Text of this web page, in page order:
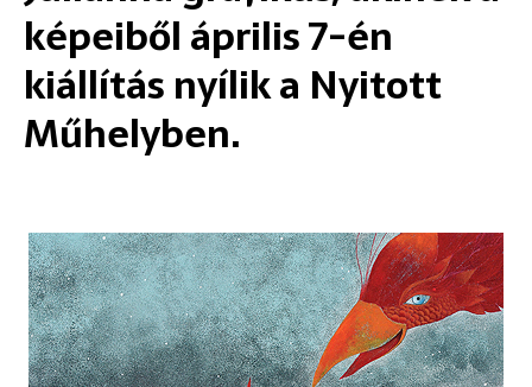
képeiből április 7-én
kiállítás nyílik a Nyitott
Műhelyben.